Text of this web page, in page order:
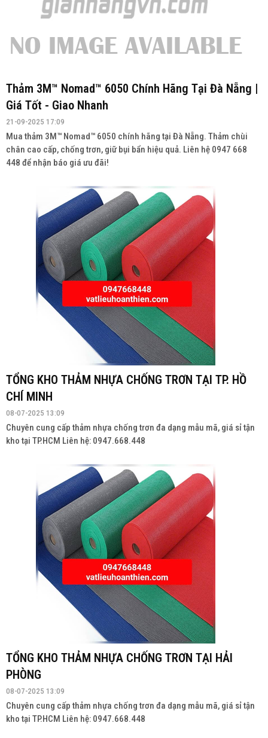
Thảm 3M™ Nomad™ 6050 Chính Hãng Tại Đà Nẵng |
Giá Tốt - Giao Nhanh
21-09-2025 17:09
Mua thảm 3M™ Nomad™ 6050 chính hãng tại Đà Nẵng. Thảm chùi
chân cao cấp, chống trơn, giữ bụi bẩn hiệu quả. Liên hệ 0947 668
448 để nhận báo giá ưu đãi!
TỔNG KHO THẢM NHỰA CHỐNG TRƠN TẠI TP. HỒ
CHÍ MINH
08-07-2025 13:09
Chuyên cung cấp thảm nhựa chống trơn đa dạng mẫu mã, giá sỉ tận
kho tại TP.HCM Liên hệ: 0947.668.448
TỔNG KHO THẢM NHỰA CHỐNG TRƠN TẠI HẢI
PHÒNG
08-07-2025 13:09
Chuyên cung cấp thảm nhựa chống trơn đa dạng mẫu mã, giá sỉ tận
kho tại TP.HCM Liên hệ: 0947.668.448